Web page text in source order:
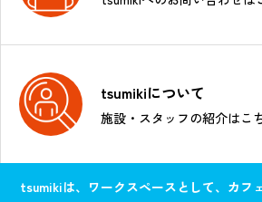
tsumikiについて
施設・スタッフの紹介はこ
tsumikiは、ワークスペースとして、カフ